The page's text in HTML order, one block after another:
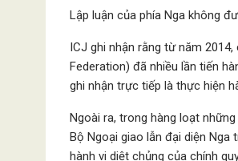
Lập luận của phía Nga không
ICJ ghi nhận rằng từ năm
Federation) đã nhiều lần tiến
ghi nhận trực tiếp là thực hiện
Ngoài ra, trong hàng loạt
Bộ Ngoại giao lẫn đại diện Nga
hành vi diệt chủng của chính